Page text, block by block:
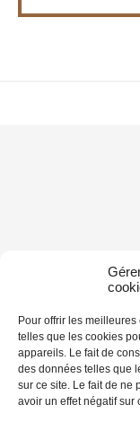
Pour offrir les
telles que les cookies
appareils. Le fait de
des données telles que
sur ce site. Le fait de ne
avoir un effet négatif sur